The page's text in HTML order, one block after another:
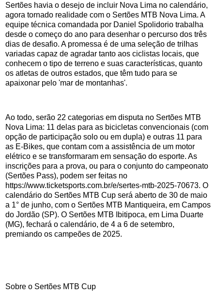
Sertões havia o desejo de incluir Nova Lima no calendário,
agora tornado realidade com o Sertões MTB Nova Lima. A
equipe técnica comandada por Daniel Spolidorio trabalha
desde o começo do ano para desenhar o percurso dos três
dias de desafio. A promessa é de uma seleção de trilhas
variadas capaz de agradar tanto aos ciclistas locais, que
conhecem o tipo de terreno e suas características, quanto
os atletas de outros estados, que têm tudo para se
apaixonar pelo 'mar de montanhas'.
Ao todo, serão 22 categorias em disputa no Sertões MTB
Nova Lima: 11 delas para as bicicletas convencionais (com
opção de participação solo ou em dupla) e outras 11 para
as E-Bikes, que contam com a assistência de um motor
elétrico e se transformaram em sensação do esporte. As
inscrições para a prova, ou para o conjunto do campeonato
(Sertões Pass), podem ser feitas no
https://www.ticketsports.com.br/e/sertes-mtb-2025-70673. O
calendário do Sertões MTB Cup será aberto de 30 de maio
a 1° de junho, com o Sertões MTB Mantiqueira, em Campos
do Jordão (SP). O Sertões MTB Ibitipoca, em Lima Duarte
(MG), fechará o calendário, de 4 a 6 de setembro,
premiando os campeões de 2025.
Sobre o Sertões MTB Cup